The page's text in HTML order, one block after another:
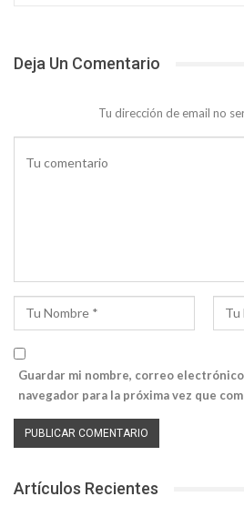
Deja Un Comentario
Tu dirección de email no
Guardar mi nombre, correo
navegador para la próxima vez que
Artículos Recientes